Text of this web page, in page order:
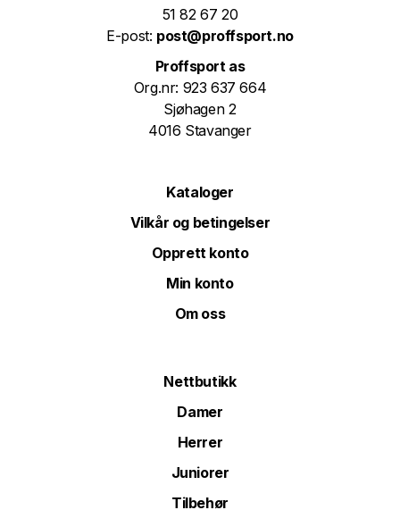
51 82 67 20
E-post: post@proffsport.no
Proffsport as
Org.nr: 923 637 664
Sjøhagen 2
4016 Stavanger
Kataloger
Vilkår og betingelser
Opprett konto
Min konto
Om oss
Nettbutikk
Damer
Herrer
Juniorer
Tilbehør